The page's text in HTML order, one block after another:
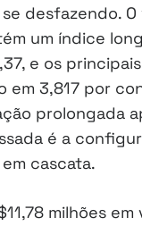
desfazendo. O
um índice
e os
em 3,817 por
prolongada
é a
cascata.
milhões